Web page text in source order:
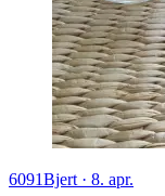
6091Bjert · 8. apr.